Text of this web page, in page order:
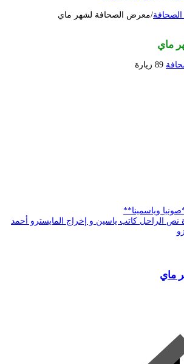
/معرض الصحافة لشهر ماي
ماي
89 زيارة
وياسمينا**
نص الراحل كاتب ياسين و إخراج المايسترو أحمد
ماي